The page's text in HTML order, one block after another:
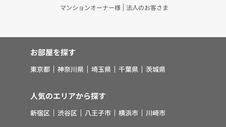
マンションオーナー様 法人のお客さま
お部屋を探す
東京都 神奈川県 埼玉県 千葉県 茨城県
人気のエリアから探す
新宿区 渋谷区 八王子市 横浜市 川崎市